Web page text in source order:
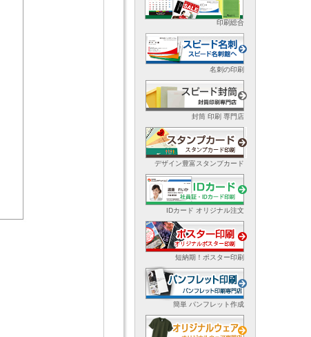
印刷総合
名刺の印刷
封筒 印刷 専門店
デザイン豊富スタンプカード
IDカード オリジナル注文
短納期！ポスター印刷
簡単 パンフレット作成